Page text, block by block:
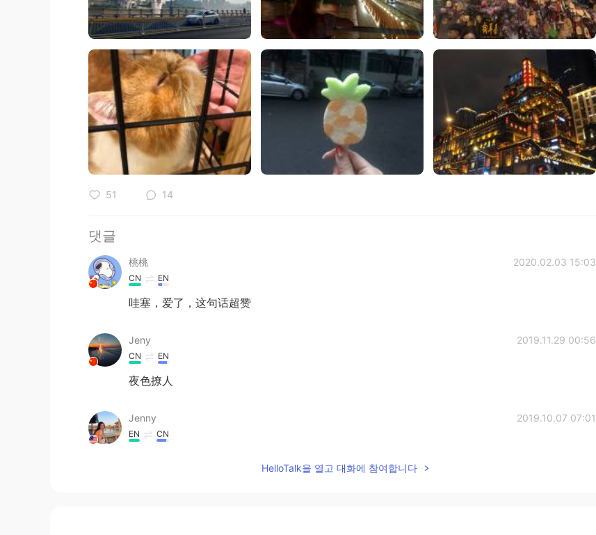
51 14
댓글
桃桃 2020.02.03 15:03
CN EN
哇塞，爱了，这句话超赞
Jeny 2019.11.29 00:56
CN EN
夜色撩人
Jenny 2019.10.07 07:01
EN CN
HelloTalk을 열고 대화에 참여합니다